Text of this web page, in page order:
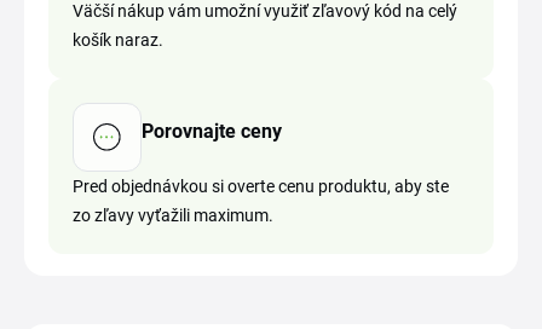
Väčší nákup vám umožní využiť zľavový kód na celý
košík naraz.
Porovnajte ceny
Pred objednávkou si overte cenu produktu, aby ste
zo zľavy vyťažili maximum.